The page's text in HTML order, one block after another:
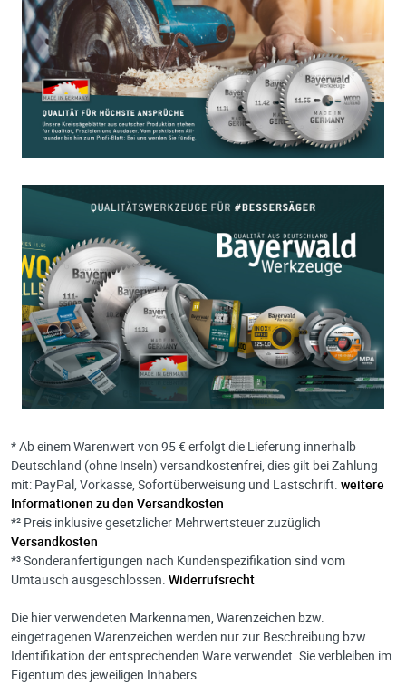
* Ab einem Warenwert von 95 € erfolgt die Lieferung innerhalb
Deutschland (ohne Inseln) versandkostenfrei, dies gilt bei Zahlung
mit: PayPal, Vorkasse, Sofortüberweisung und Lastschrift. weitere
Informationen zu den Versandkosten
*² Preis inklusive gesetzlicher Mehrwertsteuer zuzüglich
Versandkosten
*³ Sonderanfertigungen nach Kundenspezifikation sind vom
Umtausch ausgeschlossen. Widerrufsrecht
Die hier verwendeten Markennamen, Warenzeichen bzw.
eingetragenen Warenzeichen werden nur zur Beschreibung bzw.
Identifikation der entsprechenden Ware verwendet. Sie verbleiben im
Eigentum des jeweiligen Inhabers.